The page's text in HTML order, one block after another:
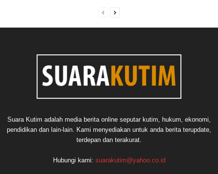
Suara Kutim adalah media berita online seputar kutim, hukum, ekonomi,
pendidikan dan lain-lain. Kami menyediakan untuk anda berita terupdate,
terdepan dan terakurat.
Hubungi kami: suarakutim@yahoo.co.id